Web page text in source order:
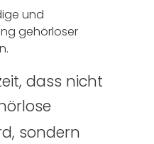
und
gehörloser
dass nicht
sondern